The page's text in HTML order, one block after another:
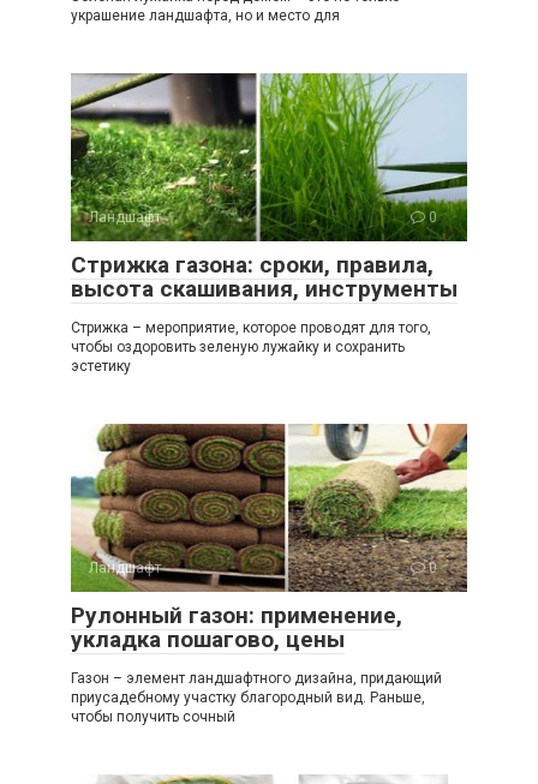
украшение ландшафта, но и место для
Ландшафт 0
Стрижка газона: сроки, правила,
высота скашивания, инструменты
Стрижка – мероприятие, которое проводят для того,
чтобы оздоровить зеленую лужайку и сохранить
эстетику
Ландшафт 0
Рулонный газон: применение,
укладка пошагово, цены
Газон – элемент ландшафтного дизайна, придающий
приусадебному участку благородный вид. Раньше,
чтобы получить сочный